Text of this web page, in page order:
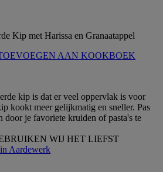
AAN KOOKBOEK
kip is dat er veel oppervlak is voor
kookt meer gelijkmatig en sneller. Pas
door je favoriete kruiden of pasta's te
WIJ HET LIEFST
Aardewerk